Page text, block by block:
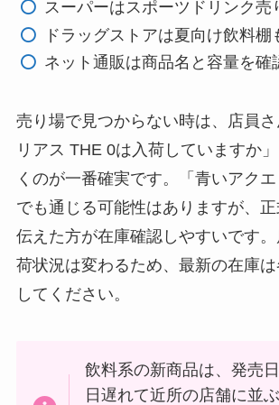
スーパーはスポーツドリンク売
ドラッグストアは夏向け飲料棚
ネット通販は商品名と容量を確
売り場で見つからない時は、店員
リアス THE 0は入荷していますか
くのが一番確実です。「青いアク
でも通じる可能性はありますが、
伝えた方が在庫確認しやすいです。
荷状況は変わるため、最新の在庫
してください。
飲料系の新商品は、発売
日遅れて近所の店舗に並